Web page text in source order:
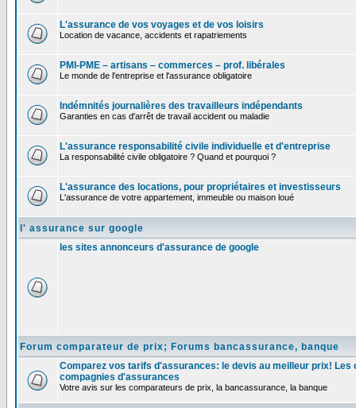
L'assurance de vos voyages et de vos loisirs
Location de vacance, accidents et rapatriements
PMI-PME – artisans – commerces – prof. libérales
Le monde de l'entreprise et l'assurance obligatoire
Indémnités journalières des travailleurs indépendants
Garanties en cas d'arrêt de travail accident ou maladie
L'assurance responsabilité civile individuelle et d'entreprise
La responsabilité civile obligatoire ? Quand et pourquoi ?
L'assurance des locations, pour propriétaires et investisseurs
L'assurance de votre appartement, immeuble ou maison loué
l' assurance sur google
les sites annonceurs d'assurance de google
Forum comparateur de prix; Forums bancassurance, banque
Comparez vos tarifs d'assurances: le devis au meilleur prix!
compagnies d'assurances
Votre avis sur les comparateurs de prix, la bancassurance, la banque